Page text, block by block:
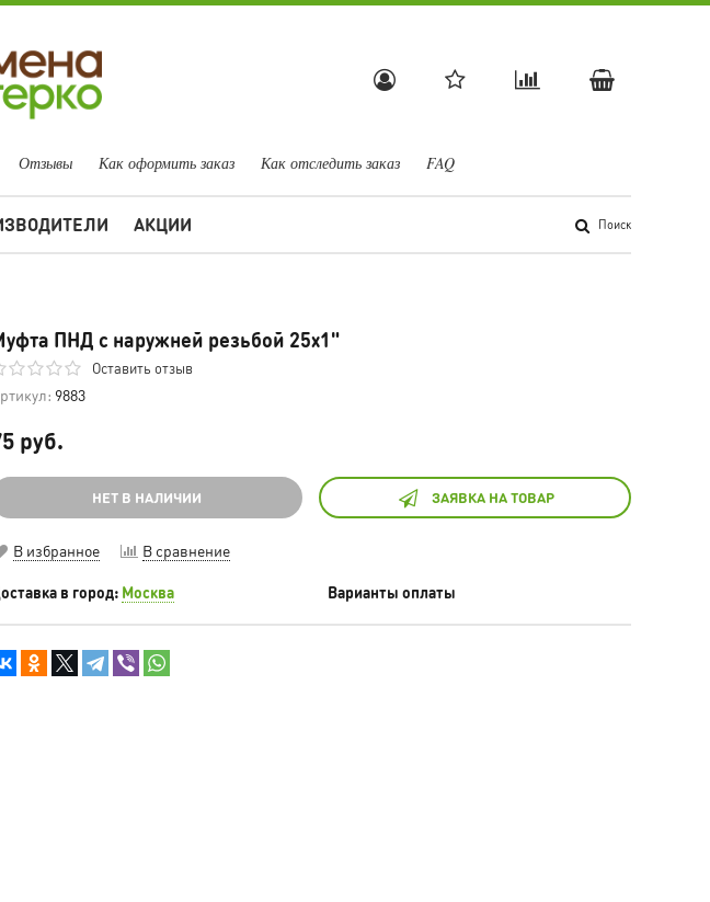
Отзывы Как оформить заказ Как отследить заказ FAQ
АКЦИИ Поиск
ПНД с наружней резьбой 25х1"
Оставить отзыв
9883
руб.
НЕТ В НАЛИЧИИ ЗАЯВКА НА ТОВАР
В избранное В сравнение
в город: Москва Варианты оплаты